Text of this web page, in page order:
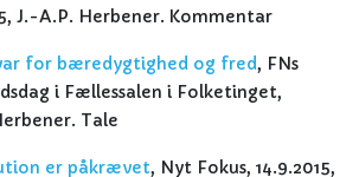
J.-A.P. Herbener. Kommentar
for bæredygtighed og fred, FNs
i Fællessalen i Folketinget,
Tale
er påkrævet, Nyt Fokus, 14.9.2015,